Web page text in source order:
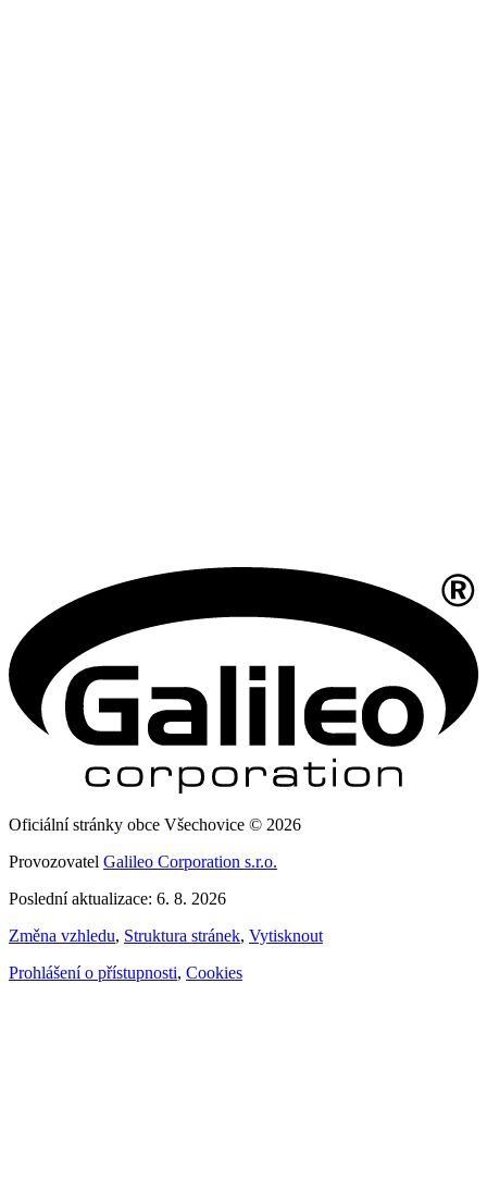
Oficiální stránky obce Všechovice © 2026
Provozovatel Galileo Corporation s.r.o.
Poslední aktualizace: 6. 8. 2026
Změna vzhledu, Struktura stránek, Vytisknout
Prohlášení o přístupnosti, Cookies